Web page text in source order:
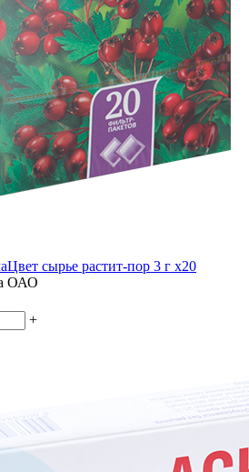
сырье растит-пор 3 г x20
ОАО
+